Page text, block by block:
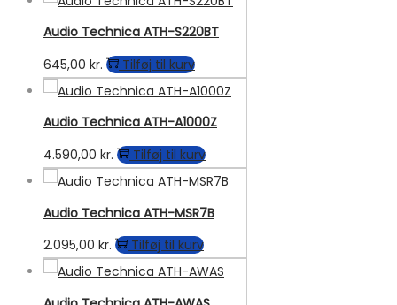
Audio Technica ATH-S220BT
645,00 kr. Tilføj til kurv
Audio Technica ATH-A1000Z
4.590,00 kr. Tilføj til kurv
Audio Technica ATH-MSR7B
2.095,00 kr. Tilføj til kurv